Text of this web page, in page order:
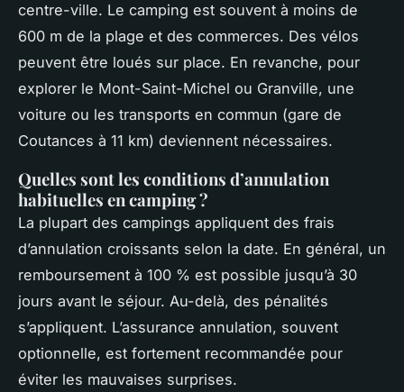
centre-ville. Le camping est souvent à moins de
600 m de la plage et des commerces. Des vélos
peuvent être loués sur place. En revanche, pour
explorer le Mont-Saint-Michel ou Granville, une
voiture ou les transports en commun (gare de
Coutances à 11 km) deviennent nécessaires.
Quelles sont les conditions d’annulation
habituelles en camping ?
La plupart des campings appliquent des frais
d’annulation croissants selon la date. En général, un
remboursement à 100 % est possible jusqu’à 30
jours avant le séjour. Au-delà, des pénalités
s’appliquent. L’assurance annulation, souvent
optionnelle, est fortement recommandée pour
éviter les mauvaises surprises.